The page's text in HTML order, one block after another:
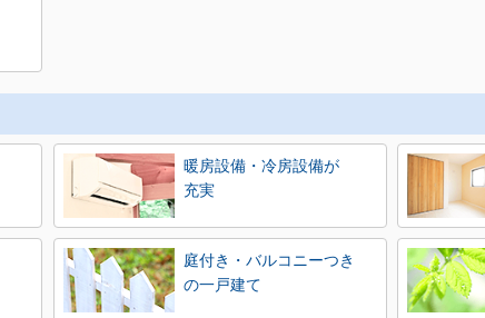
暖房設備・冷房設備が
充実
庭付き・バルコニーつき
の一戸建て